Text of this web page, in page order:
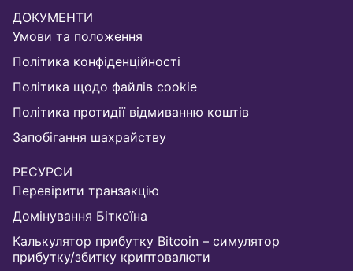
ДОКУМЕНТИ
Умови та положення
Політика конфіденційності
Політика щодо файлів cookie
Політика протидії відмиванню коштів
Запобігання шахрайству
РЕСУРСИ
Перевірити транзакцію
Домінування Біткоїна
Калькулятор прибутку Bitcoin – симулятор
прибутку/збитку криптовалюти